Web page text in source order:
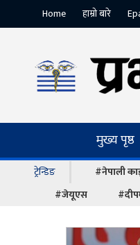
Home हाम्रो बारे
मुख्य पृष्ठ
ट्रेन्डिङ #नेपाली
#जेयूएस